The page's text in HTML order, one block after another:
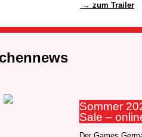
→ zum Trailer
Sommer
Sale –